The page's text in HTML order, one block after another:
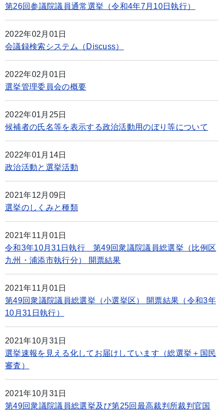
第26回参議院議員通常選挙（令和4年7月10日執行）
2022年02月01日
会議録検索システム（Discuss）
2022年02月01日
選挙管理委員会の概要
2022年01月25日
候補者の氏名等を表示する政治活動用のぼり等について
2022年01月14日
政治活動と選挙活動
2021年12月09日
選挙のしくみと種類
2021年11月01日
令和3年10月31日執行 第49回衆議院議員総選挙（比例区
九州・浦添市執行分） 開票結果
2021年11月01日
第49回衆議院議員総選挙（小選挙区） 開票結果（令和3年
10月31日執行）
2021年10月31日
選挙速報を見える化してお届けしています（総選挙＋国民
審査）
2021年10月31日
第49回衆議院議員総選挙及び第25回最高裁判所裁判官国